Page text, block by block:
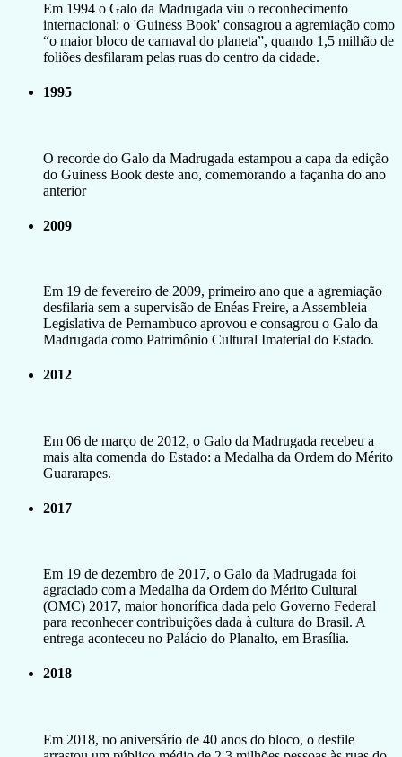
Em 1994 o Galo da Madrugada viu o reconhecimento
internacional: o 'Guiness Book' consagrou a agremiação como
“o maior bloco de carnaval do planeta”, quando 1,5 milhão de
foliões desfilaram pelas ruas do centro da cidade.
1995
O recorde do Galo da Madrugada estampou a capa da edição
do Guiness Book deste ano, comemorando a façanha do ano
anterior
2009
Em 19 de fevereiro de 2009, primeiro ano que a agremiação
desfilaria sem a supervisão de Enéas Freire, a Assembleia
Legislativa de Pernambuco aprovou e consagrou o Galo da
Madrugada como Patrimônio Cultural Imaterial do Estado.
2012
Em 06 de março de 2012, o Galo da Madrugada recebeu a
mais alta comenda do Estado: a Medalha da Ordem do Mérito
Guararapes.
2017
Em 19 de dezembro de 2017, o Galo da Madrugada foi
agraciado com a Medalha da Ordem do Mérito Cultural
(OMC) 2017, maior honorífica dada pelo Governo Federal
para reconhecer contribuições dada à cultura do Brasil. A
entrega aconteceu no Palácio do Planalto, em Brasília.
2018
Em 2018, no aniversário de 40 anos do bloco, o desfile